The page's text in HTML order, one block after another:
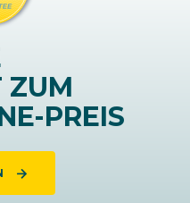
ZUM
PREIS